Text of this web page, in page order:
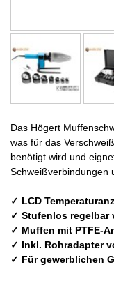
Das Högert
was für das
benötigt wird und
Schweißverbindungen
✓ LCD
✓ Stufenlos regelbar
✓ Muffen mit PTFE-
✓ Inkl. Rohradapter
✓ Für gewerblichen